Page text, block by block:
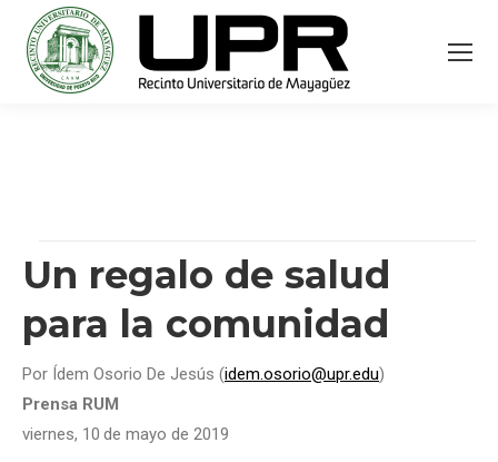
Un regalo de salud
para la comunidad
Por Ídem Osorio De Jesús (idem.osorio@upr.edu)
Prensa RUM
viernes, 10 de mayo de 2019